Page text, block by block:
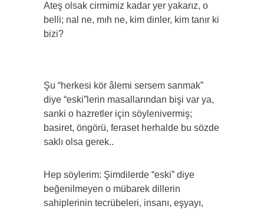
Ateş olsak cirmimiz kadar yer yakarız, o
belli; nal ne, mıh ne, kim dinler, kim tanır ki
bizi?
Şu “herkesi kör âlemi sersem sanmak”
diye “eski”lerin masallarından bişi var ya,
sanki o hazretler için söylenivermiş;
basiret, öngörü, feraset herhalde bu sözde
saklı olsa gerek..
Hep söylerim: Şimdilerde “eski” diye
beğenilmeyen o mübarek dillerin
sahiplerinin tecrübeleri, insanı, eşyayı,